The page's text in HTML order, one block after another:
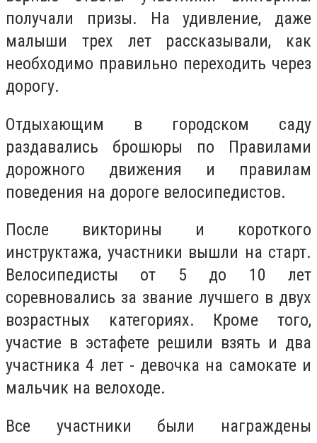
получали призы. На удивление, даже
малыши трех лет рассказывали, как
необходимо правильно переходить через
дорогу.
Отдыхающим в городском саду
раздавались брошюры по Правилами
дорожного движения и правилам
поведения на дороге велосипедистов.
После викторины и короткого
инструктажа, участники вышли на старт.
Велосипедисты от 5 до 10 лет
соревновались за звание лучшего в двух
возрастных категориях. Кроме того,
участие в эстафете решили взять и два
участника 4 лет - девочка на самокате и
мальчик на велоходе.
Все участники были награждены